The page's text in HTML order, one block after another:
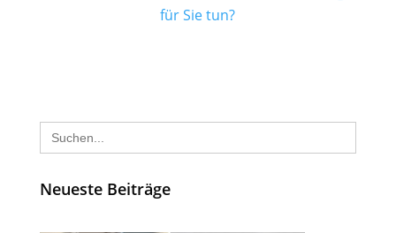
für Sie tun?
Search
for:
Neueste Beiträge